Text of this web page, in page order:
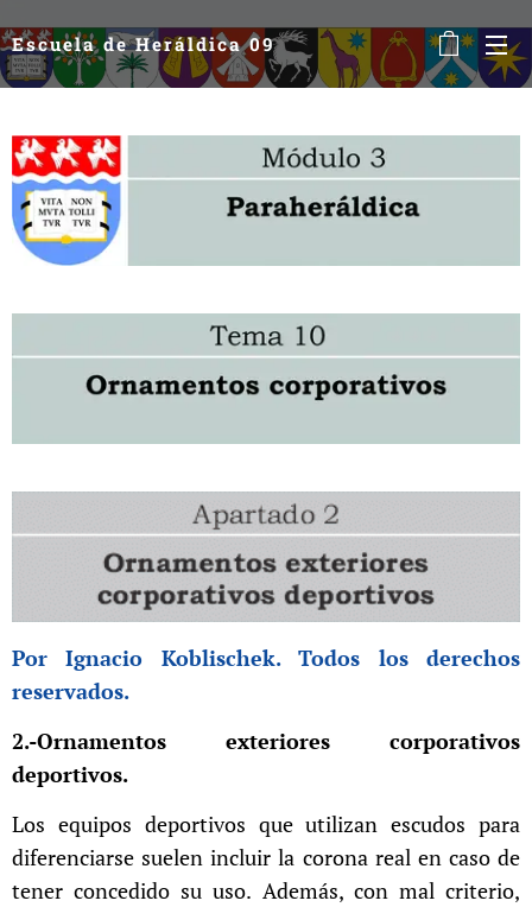
Escuela de Heráldica 09
Por Ignacio Koblischek. Todos los derechos
reservados.
2.-Ornamentos exteriores corporativos
deportivos.
Los equipos deportivos que utilizan escudos para
diferenciarse suelen incluir la corona real en caso de
tener concedido su uso. Además, con mal criterio,